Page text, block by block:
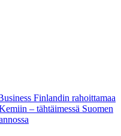
Finlandin rahoittamaa
– tähtäimessä Suomen